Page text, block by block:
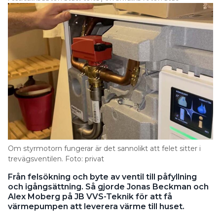
Om styrmotorn fungerar är det sannolikt att felet sitter i
trevägsventilen. Foto: privat
Från felsökning och byte av ventil till påfyllning
och igångsättning. Så gjorde Jonas Beckman och
Alex Moberg på JB VVS-Teknik för att få
värmepumpen att leverera värme till huset.